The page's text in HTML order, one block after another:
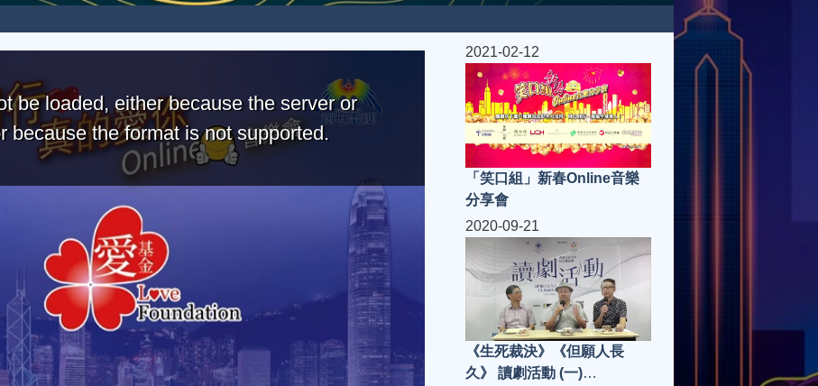
be loaded, either because the server or
because the format is not supported.
2021-02-12
「笑口組」新春Online音樂
分享會
2020-09-21
《生死裁決》《但願人長
久》 讀劇活動 (一)